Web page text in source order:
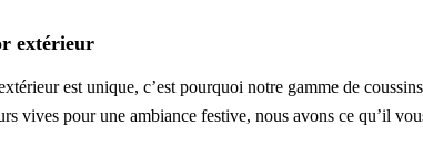
extérieur
est unique, c’est pourquoi notre gamme de
vives pour une ambiance festive, nous avons ce qu’il